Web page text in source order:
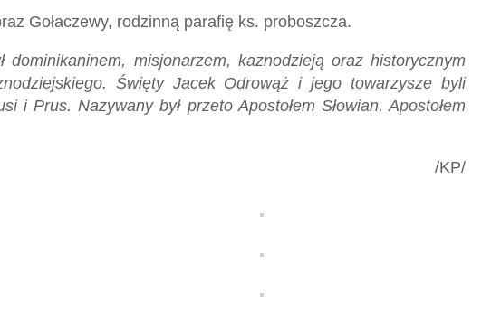
Gołaczewy, rodzinną parafię ks. proboszcza.
misjonarzem, kaznodzieją oraz historycznym
Święty Jacek Odrowąż i jego towarzysze byli
Prus. Nazywany był przeto Apostołem Słowian, Apostołem
/KP/